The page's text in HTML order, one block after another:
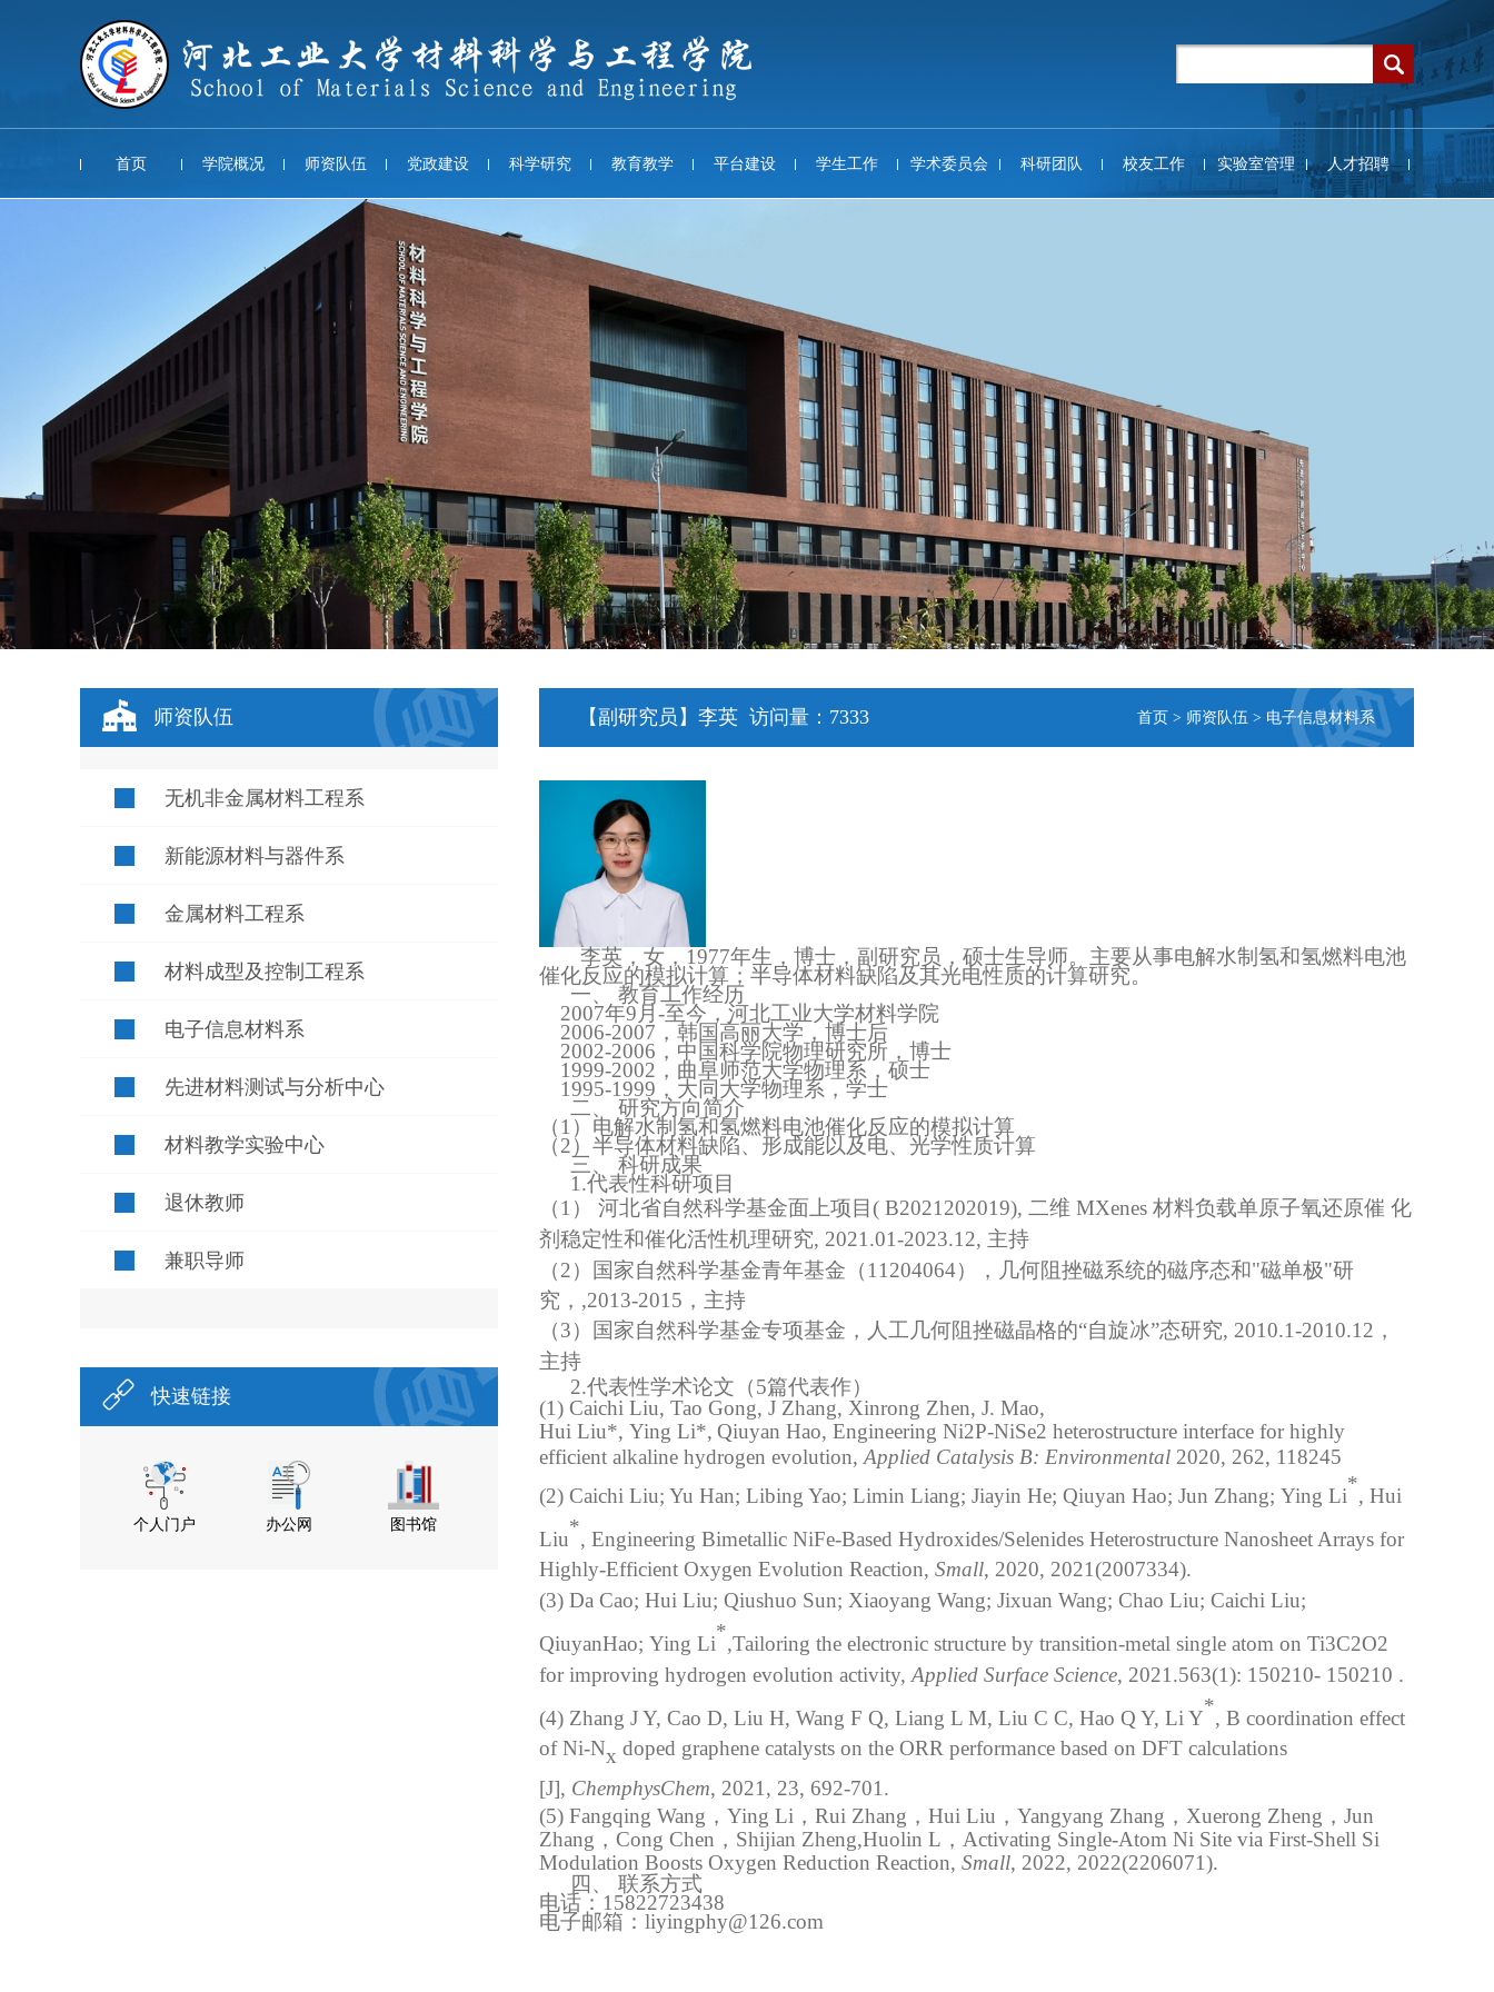
首页 学院概况 师资队伍 党政建设 科学研究 教育教学 平台建设 学生工作 学术委员会 科研团队 校友工作 实验室管理 人才招聘
师资队伍
无机非金属材料工程系
新能源材料与器件系
金属材料工程系
材料成型及控制工程系
电子信息材料系
先进材料测试与分析中心
材料教学实验中心
退休教师
兼职导师
快速链接
个人门户 办公网 图书馆
【副研究员】李英 访问量： 7333 首页 > 师资队伍 > 电子信息材料系
李英，女，1977年生，博士，副研究员，硕士生导师。主要从事电解水制氢和氢燃料电池
催化反应的模拟计算；半导体材料缺陷及其光电性质的计算研究。
一、 教育工作经历
2007年9月-至今，河北工业大学材料学院
2006-2007，韩国高丽大学，博士后
2002-2006，中国科学院物理研究所，博士
1999-2002，曲阜师范大学物理系，硕士
1995-1999，大同大学物理系，学士
二、 研究方向简介
（1） 电解水制氢和氢燃料电池催化反应的模拟计算
（2） 半导体材料缺陷、形成能以及电、光学性质计算
三、 科研成果
1.代表性科研项目
（1）
河北省自然科学基金面上项目( B2021202019), 二维 MXenes 材料负载单原子氧还原催 化
剂稳定性和催化活性机理研究, 2021.01-2023.12, 主持
（2）国家自然科学基金青年基金 （11204064） ， 几何阻挫磁系统的磁序态和"磁单极"研
究， ,2013-2015，主持
（3）国家自然科学基金专项基金， 人工几何阻挫磁晶格的“自旋冰”态研究, 2010.1-2010.12，
主持
2.代表性学术论文 （5篇代表作）
(1) Caichi Liu, Tao Gong, J Zhang, Xinrong Zhen, J. Mao,
Hui Liu*, Ying Li*, Qiuyan Hao, Engineering Ni2P-NiSe2 heterostructure interface for highly
efficient alkaline hydrogen evolution,Applied Catalysis B: Environmental 2020, 262, 118245
(2) Caichi Liu; Yu Han; Libing Yao; Limin Liang; Jiayin He; Qiuyan Hao; Jun Zhang; Ying Li
*
, Hui
Liu
*
, Engineering Bimetallic NiFe-Based Hydroxides/Selenides Heterostructure Nanosheet Arrays for
Highly-Efficient Oxygen Evolution Reaction, Small, 2020, 2021(2007334).
(3) Da Cao; Hui Liu; Qiushuo Sun; Xiaoyang Wang; Jixuan Wang; Chao Liu; Caichi Liu;
QiuyanHao; Ying Li
*
,Tailoring the electronic structure by transition-metal single atom on Ti3C2O2
for improving hydrogen evolution activity, Applied Surface Science, 2021.563(1): 150210- 150210 .
(4) Zhang J Y, Cao D, Liu H, Wang F Q, Liang L M, Liu C C, Hao Q Y, Li Y
*
, B coordination effect
of Ni-Nx doped graphene catalysts on the ORR performance based on DFT calculations
[J], ChemphysChem, 2021, 23, 692-701.
(5) Fangqing Wang ， Ying Li ， Rui Zhang ， Hui Liu ， Yangyang Zhang ， Xuerong Zheng ， Jun
Zhang ， Cong Chen ， Shijian Zheng,Huolin L ， Activating Single-Atom Ni Site via First-Shell Si
Modulation Boosts Oxygen Reduction Reaction, Small, 2022, 2022(2206071).
四、 联系方式
电话：15822723438
电子邮箱：liyingphy@126.com